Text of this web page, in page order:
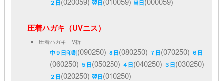
２日 翌日 当日
圧着ハガキ（UVニス）
圧着ハガキ V折
中９日印刷(090250) ８日(080250) ７日(070250) ６日
(060250) ５日(050250) ４日(040250) ３日(030250)
２日(020250)翌日(010250)